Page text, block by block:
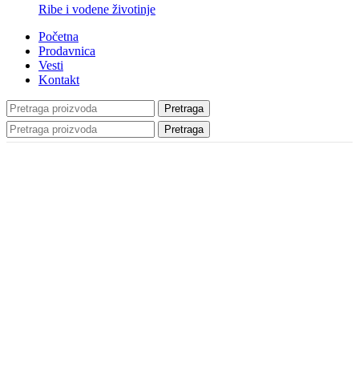
Ribe i vodene životinje
Početna
Prodavnica
Vesti
Kontakt
Pretraga
Pretraga